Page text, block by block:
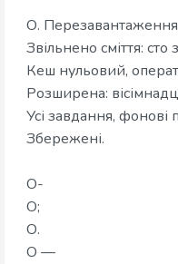
О.
Звільнено сміття: сто
Кеш нульовий,
Розширена:
Усі завдання,
Збережені.
О-
О;
О.
О —